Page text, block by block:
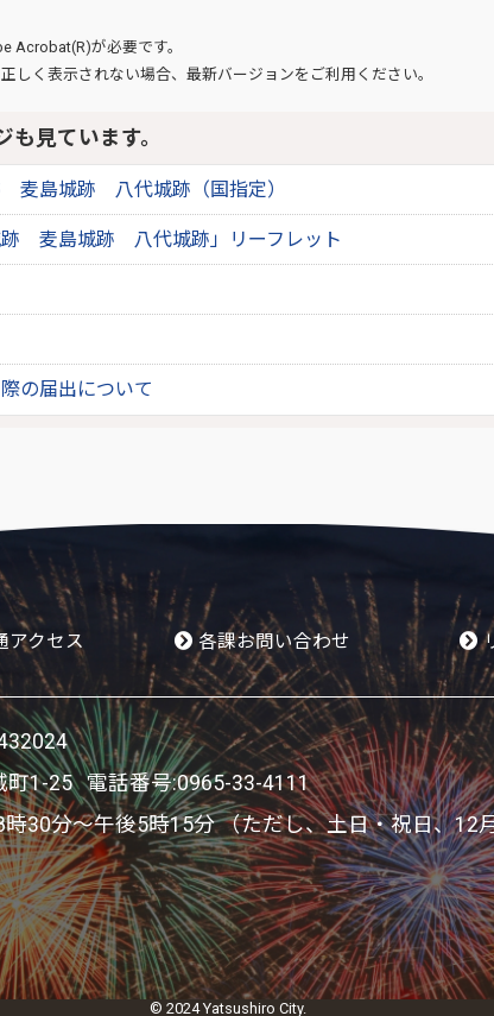
Acrobat(R)が必要です。
しく表示されない場合、最新バージョンをご利用ください。
見ています。
島城跡 八代城跡（国指定）
跡 麦島城跡 八代城跡」リーフレット
の届出について
アクセス 各課お問い合わせ
町1-25 電話番号:0965-33-4111
30分～午後5時15分 （ただし、土日・祝日、12
© 2024 Yatsushiro City.